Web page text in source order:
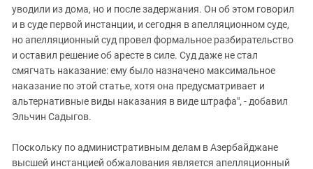
уводили из дома, но и после задержания. Он об этом говорил
и в суде первой инстанции, и сегодня в апелляционном суде,
но апелляционный суд провел формальное разбирательство
и оставил решение об аресте в силе. Суд даже не стал
смягчать наказание: ему было назначено максимальное
наказание по этой статье, хотя она предусматривает и
альтернативные виды наказания в виде штрафа", - добавил
Эльчин Садыгов.
Поскольку по административным делам в Азербайджане
высшей инстанцией обжалования является апелляционный